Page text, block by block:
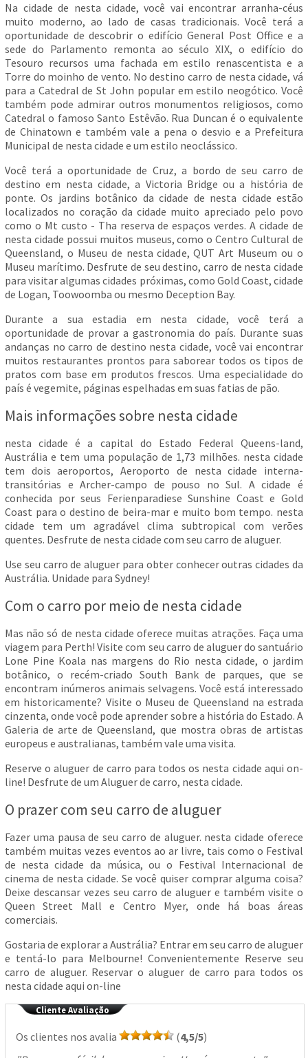
Na cidade de nesta cidade, você vai encontrar arranha-céus
muito moderno, ao lado de casas tradicionais. Você terá a
oportunidade de descobrir o edifício General Post Office e a
sede do Parlamento remonta ao século XIX, o edifício do
Tesouro recursos uma fachada em estilo renascentista e a
Torre do moinho de vento. No destino carro de nesta cidade, vá
para a Catedral de St John popular em estilo neogótico. Você
também pode admirar outros monumentos religiosos, como
Catedral o famoso Santo Estêvão. Rua Duncan é o equivalente
de Chinatown e também vale a pena o desvio e a Prefeitura
Municipal de nesta cidade e um estilo neoclássico.
Você terá a oportunidade de Cruz, a bordo de seu carro de
destino em nesta cidade, a Victoria Bridge ou a história de
ponte. Os jardins botânico da cidade de nesta cidade estão
localizados no coração da cidade muito apreciado pelo povo
como o Mt custo - Tha reserva de espaços verdes. A cidade de
nesta cidade possui muitos museus, como o Centro Cultural de
Queensland, o Museu de nesta cidade, QUT Art Museum ou o
Museu marítimo. Desfrute de seu destino, carro de nesta cidade
para visitar algumas cidades próximas, como Gold Coast, cidade
de Logan, Toowoomba ou mesmo Deception Bay.
Durante a sua estadia em nesta cidade, você terá a
oportunidade de provar a gastronomia do país. Durante suas
andanças no carro de destino nesta cidade, você vai encontrar
muitos restaurantes prontos para saborear todos os tipos de
pratos com base em produtos frescos. Uma especialidade do
país é vegemite, páginas espelhadas em suas fatias de pão.
Mais informações sobre nesta cidade
nesta cidade é a capital do Estado Federal Queens-land,
Austrália e tem uma população de 1,73 milhões. nesta cidade
tem dois aeroportos, Aeroporto de nesta cidade interna-
transitórias e Archer-campo de pouso no Sul. A cidade é
conhecida por seus Ferienparadiese Sunshine Coast e Gold
Coast para o destino de beira-mar e muito bom tempo. nesta
cidade tem um agradável clima subtropical com verões
quentes. Desfrute de nesta cidade com seu carro de aluguer.
Use seu carro de aluguer para obter conhecer outras cidades da
Austrália. Unidade para Sydney!
Com o carro por meio de nesta cidade
Mas não só de nesta cidade oferece muitas atrações. Faça uma
viagem para Perth! Visite com seu carro de aluguer do santuário
Lone Pine Koala nas margens do Rio nesta cidade, o jardim
botânico, o recém-criado South Bank de parques, que se
encontram inúmeros animais selvagens. Você está interessado
em historicamente? Visite o Museu de Queensland na estrada
cinzenta, onde você pode aprender sobre a história do Estado. A
Galeria de arte de Queensland, que mostra obras de artistas
europeus e australianas, também vale uma visita.
Reserve o aluguer de carro para todos os nesta cidade aqui on-
line! Desfrute de um Aluguer de carro, nesta cidade.
O prazer com seu carro de aluguer
Fazer uma pausa de seu carro de aluguer. nesta cidade oferece
também muitas vezes eventos ao ar livre, tais como o Festival
de nesta cidade da música, ou o Festival Internacional de
cinema de nesta cidade. Se você quiser comprar alguma coisa?
Deixe descansar vezes seu carro de aluguer e também visite o
Queen Street Mall e Centro Myer, onde há boas áreas
comerciais.
Gostaria de explorar a Austrália? Entrar em seu carro de aluguer
e tentá-lo para Melbourne! Convenientemente Reserve seu
carro de aluguer. Reservar o aluguer de carro para todos os
nesta cidade aqui on-line
Cliente Avaliação
Os clientes nos avalia (4,5/5)